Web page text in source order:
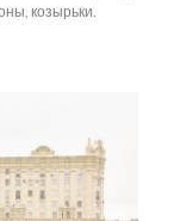
козырьки.